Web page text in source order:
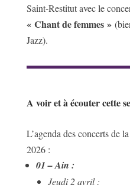
Saint-Restitut avec le
« Chant de femmes »
Jazz).
A voir et à écouter cette
L’agenda des concerts de
2026 :
01 – Ain :
Jeudi 2 avril :